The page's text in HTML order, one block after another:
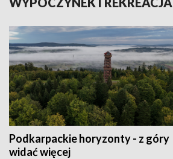
Podkarpackie horyzonty - z góry
widać więcej